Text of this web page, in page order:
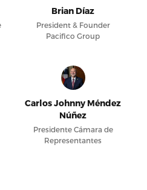
Brian Díaz
President & Founder
Pacifico Group
Carlos Johnny Méndez
Núñez
Presidente Cámara de
Representantes